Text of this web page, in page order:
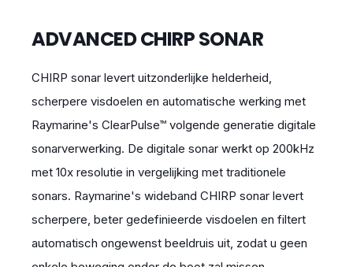
ADVANCED CHIRP SONAR
CHIRP sonar levert uitzonderlijke helderheid,
scherpere visdoelen en automatische werking met
Raymarine's ClearPulse™ volgende generatie digitale
sonarverwerking. De digitale sonar werkt op 200kHz
met 10x resolutie in vergelijking met traditionele
sonars. Raymarine's wideband CHIRP sonar levert
scherpere, beter gedefinieerde visdoelen en filtert
automatisch ongewenst beeldruis uit, zodat u geen